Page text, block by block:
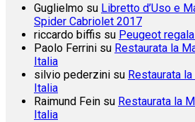
Guglielmo su Libretto d’Uso e
Spider Cabriolet 2017
riccardo biffis su Peugeot
Paolo Ferrini su Restaurata la
Italia
silvio pederzini su Restaurata
Italia
Raimund Fein su Restaurata la
Italia